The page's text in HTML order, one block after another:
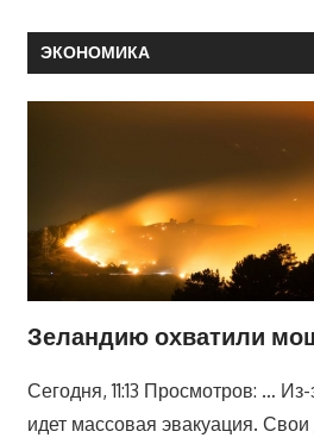
ЭКОНОМИКА
Зеландию охватили
Сегодня, 11:13 Просмотров: …
идет массовая эвакуация.